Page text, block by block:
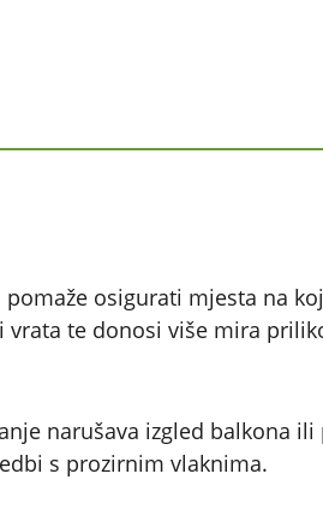
osigurati mjesta na
te donosi više mira
narušava izgled balkona ili
s prozirnim vlaknima.